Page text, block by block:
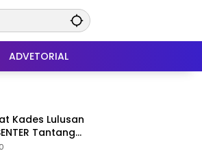
ADVETORIAL
Kades Lulusan
Tantang
Berani
0